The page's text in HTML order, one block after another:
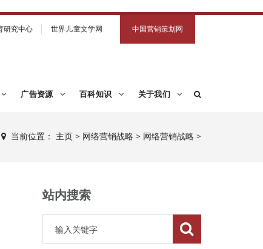
研究中心 世界儿童文学网 中国营销策划网
广告资源 百科知识 关于我们
当前位置： 主页 > 网络营销战略 > 网络营销战略 >
站内搜索